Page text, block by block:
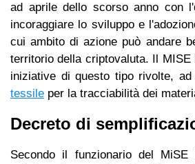
ad aprile dello scorso anno con
incoraggiare lo sviluppo e
cui ambito di azione può andare
territorio della criptovaluta. Il MISE
iniziative di questo tipo rivolte,
tessile per la tracciabilità dei
Decreto di
Secondo il funzionario del